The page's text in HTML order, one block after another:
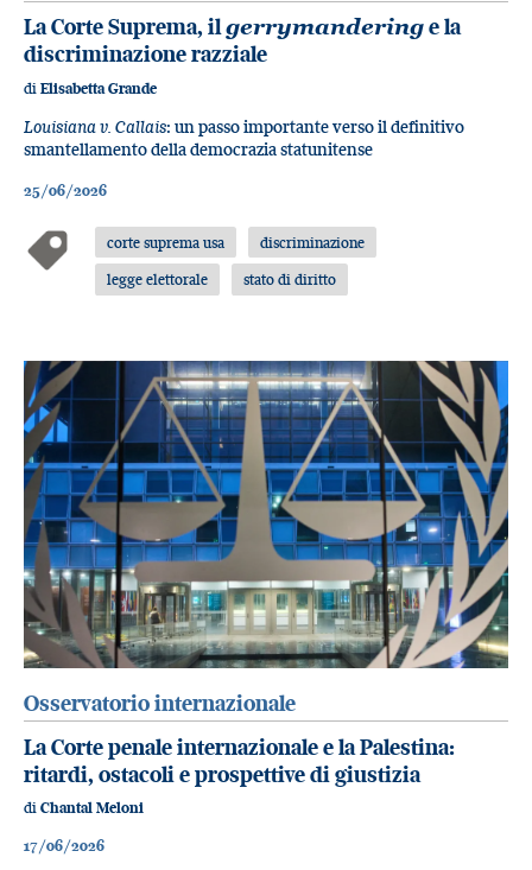
La Corte Suprema, ilgerrymanderinge la
discriminazione razziale
di Elisabetta Grande
Louisiana v. Callais: un passo importante verso il definitivo
smantellamento della democrazia statunitense
25/06/2026
corte suprema usa
discriminazione
legge elettorale
stato di diritto
Osservatorio internazionale
La Corte penale internazionale e la Palestina:
ritardi, ostacoli e prospettive di giustizia
di Chantal Meloni
17/06/2026